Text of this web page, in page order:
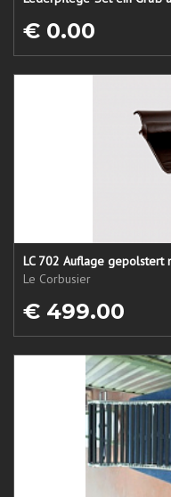
€ 0.00
LC 702 Auflage gepolstert
Le Corbusier
€ 499.00